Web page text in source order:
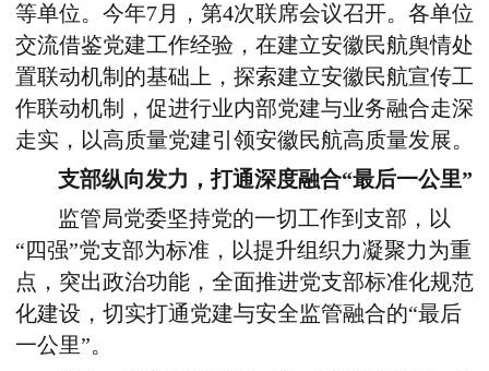
等单位。今年7月，第4次联席会议召开。各单位
交流借鉴党建工作经验，在建立安徽民航舆情处
置联动机制的基础上，探索建立安徽民航宣传工
作联动机制，促进行业内部党建与业务融合走深
走实，以高质量党建引领安徽民航高质量发展。
支部纵向发力，打通深度融合“最后一公里”
监管局党委坚持党的一切工作到支部，以
“四强”党支部为标准，以提升组织力凝聚力为重
点，突出政治功能，全面推进党支部标准化规范
化建设，切实打通党建与安全监管融合的“最后
一公里”。